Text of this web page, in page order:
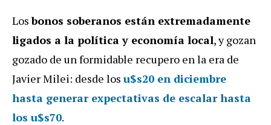
Losbonos soberanos están extremadamente
ligados a la política y economía local, y gozan
gozado de un formidable recupero en la era de
Javier Milei: desde los u$s20 en diciembre
hasta generar expectativas de escalar hasta
los u$s70.